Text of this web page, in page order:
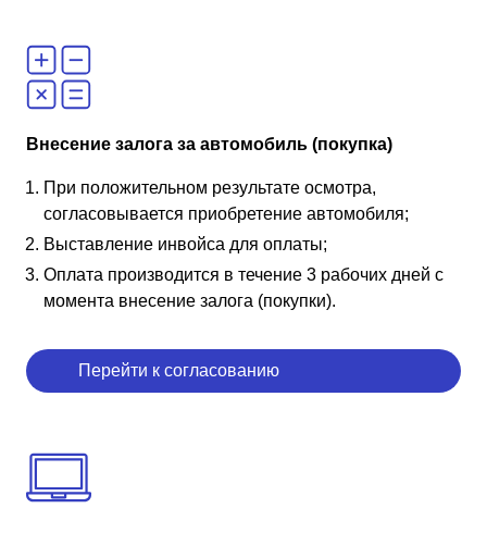
Внесение залога за автомобиль (покупка)
При положительном результате осмотра,
согласовывается приобретение автомобиля;
Выставление инвойса для оплаты;
Оплата производится в течение 3 рабочих дней с
момента внесение залога (покупки).
Перейти к согласованию